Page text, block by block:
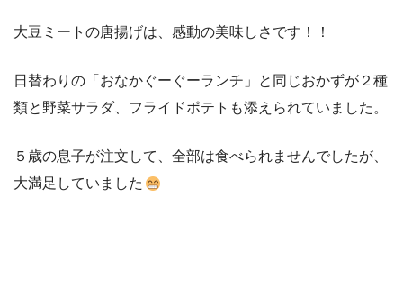
大豆ミートの唐揚げは、感動の美味しさです！！
日替わりの「おなかぐーぐーランチ」と同じおかずが２種
類と野菜サラダ、フライドポテトも添えられていました。
５歳の息子が注文して、全部は食べられませんでしたが、
大満足していました